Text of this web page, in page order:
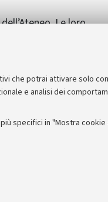
che potrai attivare solo
e analisi dei
specifici in "Mostra cookie
Le loro
importante
- PI: 01131710376 -